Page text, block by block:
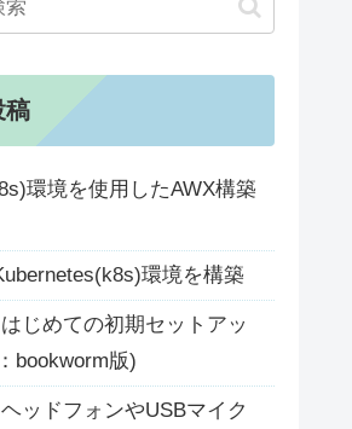
稿
環境を使用したAWX構築
環境を構築
じめての初期セットアッ
bookworm版)
ッドフォンやUSBマイク